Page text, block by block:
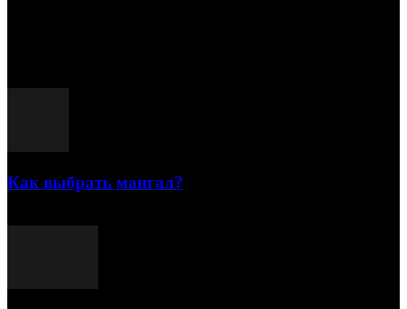
Как выбрать мангал?